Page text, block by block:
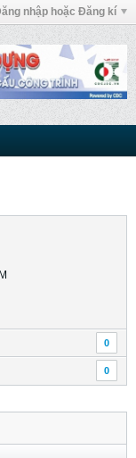
nhập hoặc Đăng kí
0
0